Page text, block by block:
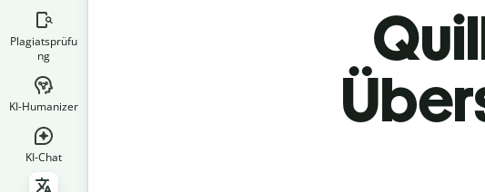
Plagiatsprüfu
ng
KI-Humanizer
KI-Chat